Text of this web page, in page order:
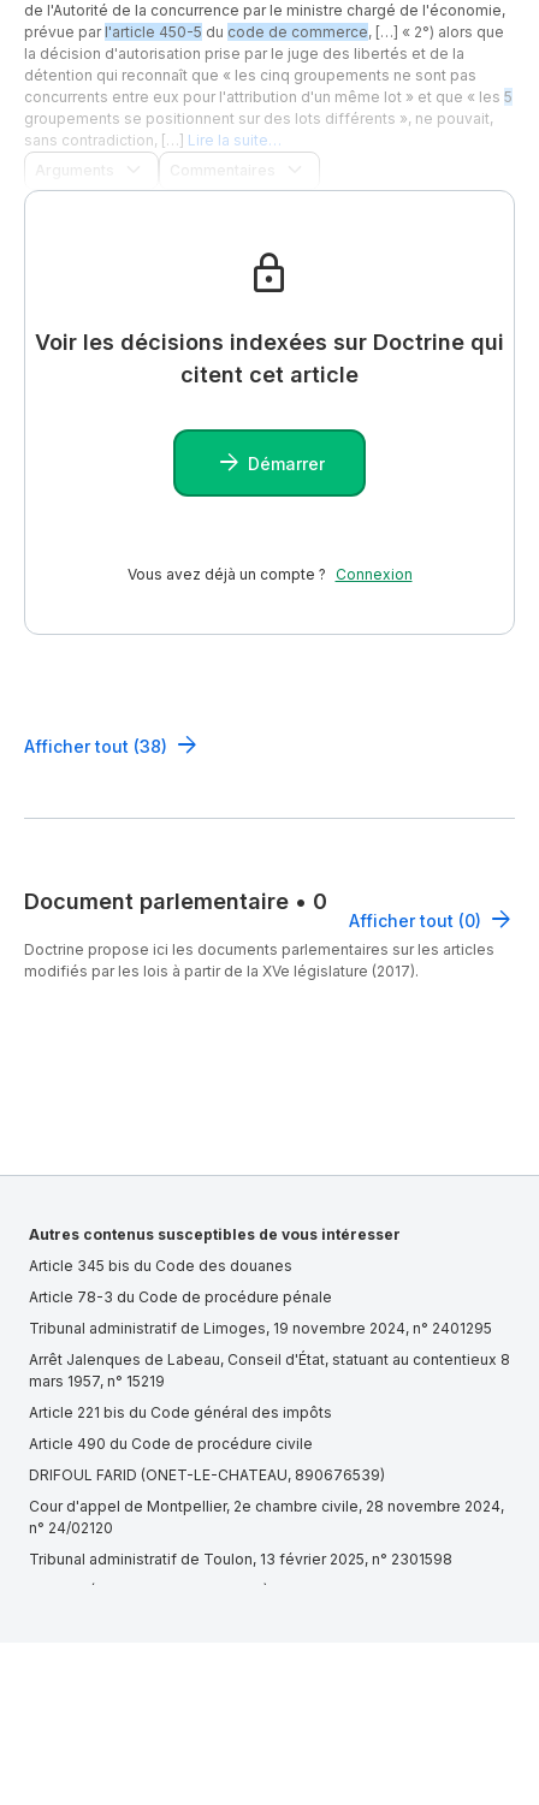
de l'Autorité de la concurrence par le ministre chargé de l'économie,
prévue par l'article 450-5 du code de commerce, […] « 2°) alors que
la décision d'autorisation prise par le juge des libertés et de la
détention qui reconnaît que « les cinq groupements ne sont pas
concurrents entre eux pour l'attribution d'un même lot » et que « les 5
groupements se positionnent sur des lots différents », ne pouvait,
sans contradiction, […] Lire la suite…
Arguments
Commentaires
Voir les décisions indexées sur Doctrine qui
citent cet article
Démarrer
Vous avez déjà un compte ? Connexion
Afficher tout (38)
Document parlementaire • 0
Afficher tout (0)
Doctrine propose ici les documents parlementaires sur les articles
modifiés par les lois à partir de la XVe législature (2017).
Autres contenus susceptibles de vous intéresser
Article 345 bis du Code des douanes
Article 78-3 du Code de procédure pénale
Tribunal administratif de Limoges, 19 novembre 2024, n° 2401295
Arrêt Jalenques de Labeau, Conseil d'État, statuant au contentieux 8
mars 1957, n° 15219
Article 221 bis du Code général des impôts
Article 490 du Code de procédure civile
DRIFOUL FARID (ONET-LE-CHATEAU, 890676539)
Cour d'appel de Montpellier, 2e chambre civile, 28 novembre 2024,
n° 24/02120
Tribunal administratif de Toulon, 13 février 2025, n° 2301598
CLADER (PLOEMEUR, 798259149)